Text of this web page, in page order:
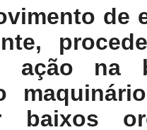
de
ação na
baixos